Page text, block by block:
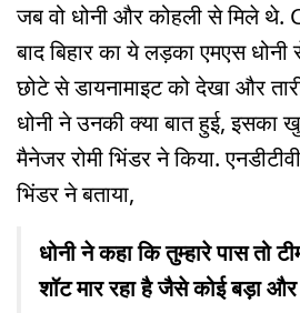
जब वो धोनी और कोहली से मिले
बाद बिहार का ये लड़का एमएस धोनी
छोटे से डायनामाइट को देखा और
धोनी ने उनकी क्या बात हुई, इसका
मैनेजर रोमी भिंडर ने किया.
भिंडर ने बताया,
धोनी ने कहा कि तुम्हारे पास तो
शॉट मार रहा है जैसे कोई बड़ा और